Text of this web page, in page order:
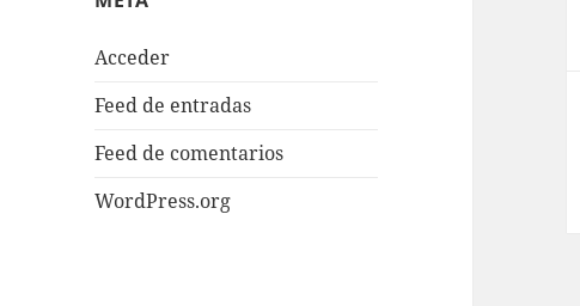
Acceder
Feed de entradas
Feed de comentarios
WordPress.org